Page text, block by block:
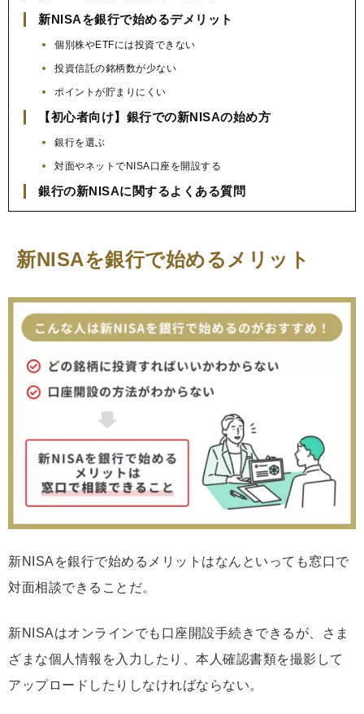
新NISAを銀行で始めるデメリット
個別株やETFには投資できない
投資信託の銘柄数が少ない
ポイントが貯まりにくい
【初心者向け】銀行での新NISAの始め方
銀行を選ぶ
対面やネットでNISA口座を開設する
銀行の新NISAに関するよくある質問
新NISAを銀行で始めるメリット
新NISAを銀行で始めるメリットはなんといっても窓口で
対面相談できることだ。
新NISAはオンラインでも口座開設手続きできるが、さま
ざまな個人情報を入力したり、本人確認書類を撮影して
アップロードしたりしなければならない。